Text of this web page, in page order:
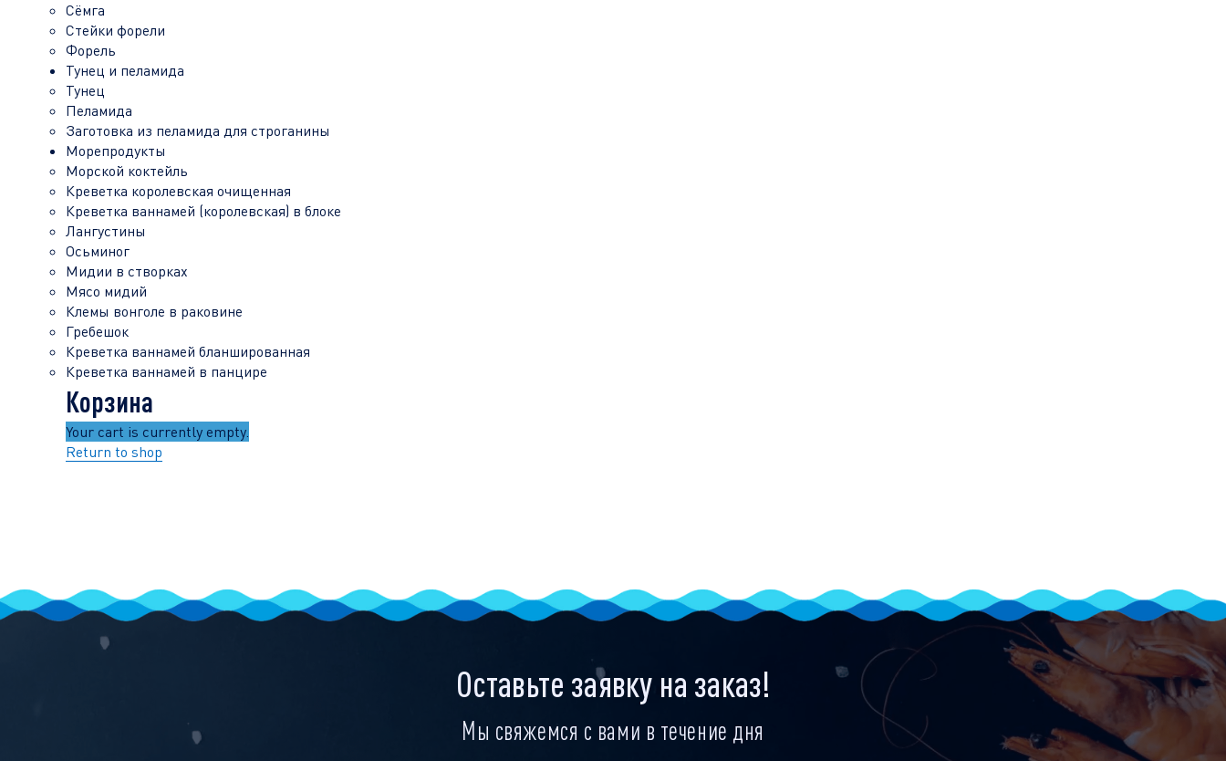
Сёмга
Стейки форели
Форель
Тунец и пеламида
Тунец
Пеламида
Заготовка из пеламида для строганины
Морепродукты
Морской коктейль
Креветка королевская очищенная
Креветка ваннамей (королевская) в блоке
Лангустины
Осьминог
Мидии в створках
Мясо мидий
Клемы вонголе в раковине
Гребешок
Креветка ваннамей бланшированная
Креветка ваннамей в панцире
Корзина
Your cart is currently empty.
Return to shop
Оставьте заявку на заказ!
Мы свяжемся с вами в течение дня